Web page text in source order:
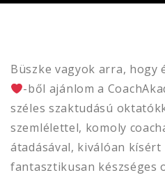
Büszke vagyok arra, hogy
-ből ajánlom a
széles szaktudású
szemlélettel, komoly
átadásával, kiválóan
fantasztikusan készséges